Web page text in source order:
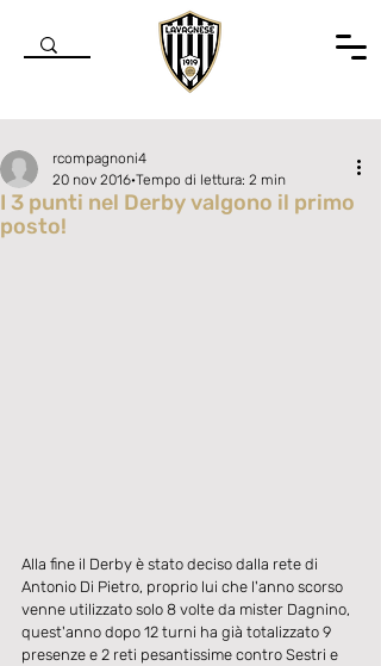
I 3 punti nel Derby valgono il primo
posto!
rcompagnoni4
20 nov 2016 Tempo di lettura: 2 min
Alla fine il Derby è stato deciso dalla rete di
Antonio Di Pietro, proprio lui che l'anno scorso
venne utilizzato solo 8 volte da mister Dagnino,
quest'anno dopo 12 turni ha già totalizzato 9
presenze e 2 reti pesantissime contro Sestri e